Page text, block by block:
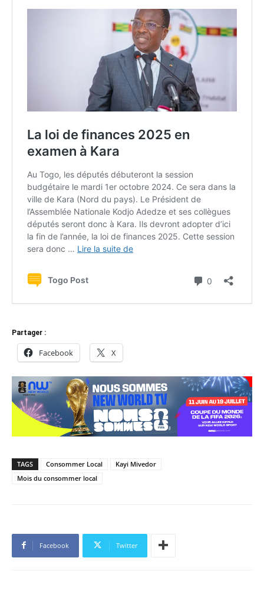
Partager :
Facebook X
TAGS Consommer Local
Kayi Mivedor
Mois du consommer local
Facebook Twitter